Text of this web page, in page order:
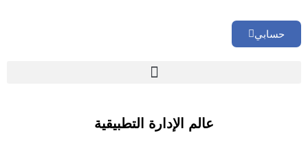
حسابي
عالم الإدارة التطبيقية